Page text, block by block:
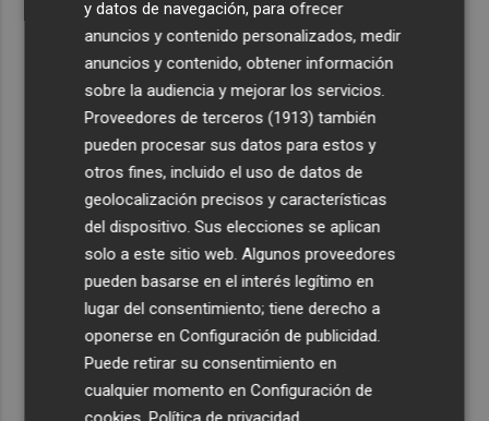
y datos de navegación, para ofrecer
anuncios y contenido personalizados, medir
anuncios y contenido, obtener información
sobre la audiencia y mejorar los servicios.
Proveedores de terceros (1913) también
pueden procesar sus datos para estos y
otros fines, incluido el uso de datos de
geolocalización precisos y características
del dispositivo. Sus elecciones se aplican
solo a este sitio web. Algunos proveedores
pueden basarse en el interés legítimo en
lugar del consentimiento; tiene derecho a
oponerse enConfiguración de publicidad
Puede retirar su consentimiento en
cualquier momento enConfiguración de